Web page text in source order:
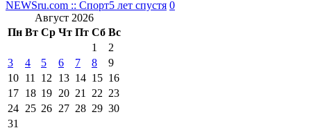
NEWSru.com :: Спорт5 лет спустя 0
Август 2026
Пн Вт Ср Чт Пт Сб Вс
1
2
3
4 5 6 7 8
9
10 11 12 13 14 15 16
17 18 19 20 21 22 23
24 25 26 27 28 29 30
31